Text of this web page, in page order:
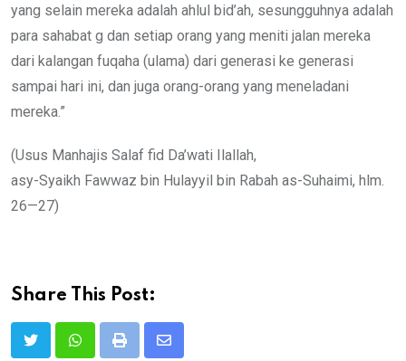
yang selain mereka adalah ahlul bid’ah, sesungguhnya adalah
para sahabat g dan setiap orang yang meniti jalan mereka
dari kalangan fuqaha (ulama) dari generasi ke generasi
sampai hari ini, dan juga orang-orang yang meneladani
mereka.”
(Usus Manhajis Salaf fid Da’wati Ilallah,
asy-Syaikh Fawwaz bin Hulayyil bin Rabah as-Suhaimi, hlm.
26—27)
Share This Post:
Print
Share